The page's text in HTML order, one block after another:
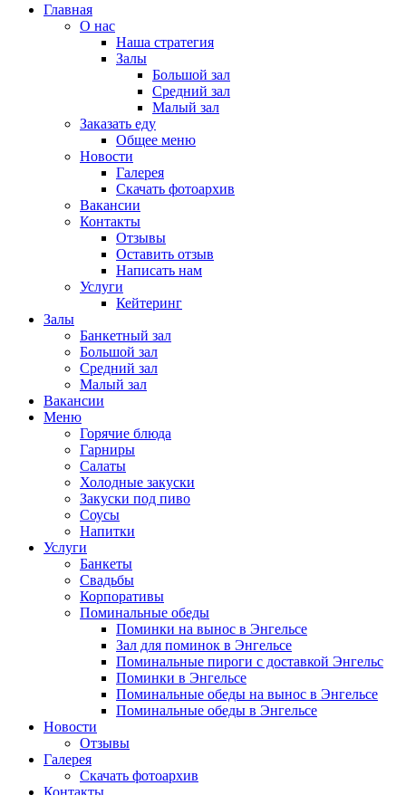
Главная
О нас
Наша стратегия
Залы
Большой зал
Средний зал
Малый зал
Заказать еду
Общее меню
Новости
Галерея
Скачать фотоархив
Вакансии
Контакты
Отзывы
Оставить отзыв
Написать нам
Услуги
Кейтеринг
Залы
Банкетный зал
Большой зал
Средний зал
Малый зал
Вакансии
Меню
Горячие блюда
Гарниры
Салаты
Холодные закуски
Закуски под пиво
Соусы
Напитки
Услуги
Банкеты
Свадьбы
Корпоративы
Поминальные обеды
Поминки на вынос в Энгельсе
Зал для поминок в Энгельсе
Поминальные пироги с доставкой Энгельс
Поминки в Энгельсе
Поминальные обеды на вынос в Энгельсе
Поминальные обеды в Энгельсе
Новости
Отзывы
Галерея
Скачать фотоархив
Контакты